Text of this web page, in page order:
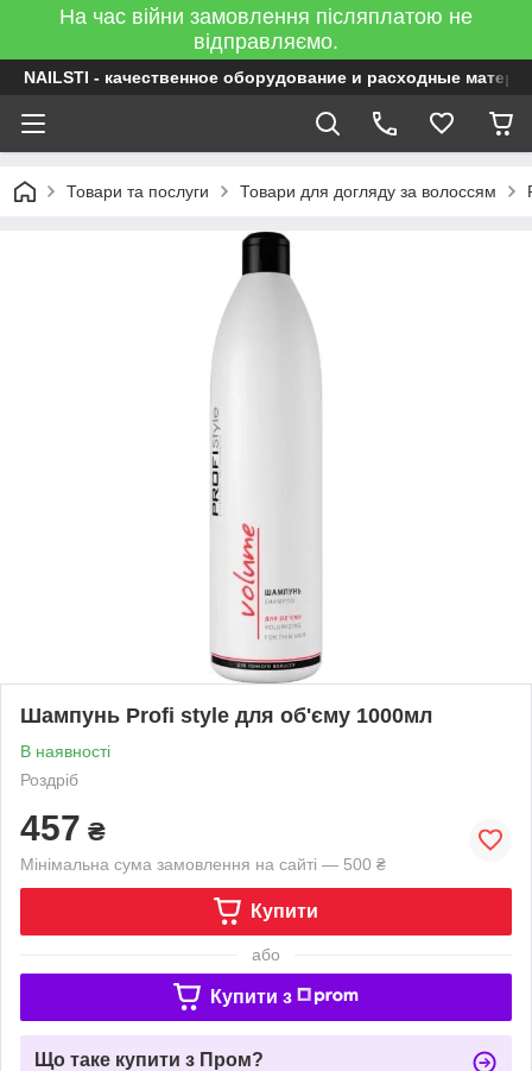
На час війни замовлення післяплатою не
відправляємо.
NAILSTI - качественное оборудование и расходные
Товари та послуги Товари для догляду за волоссям
Шампунь Profi style для об'єму 1000мл
В наявності
Роздріб
457 ₴
Мінімальна сума замовлення на сайті — 500 ₴
Купити
або
Купити з
Що таке купити з Пром?